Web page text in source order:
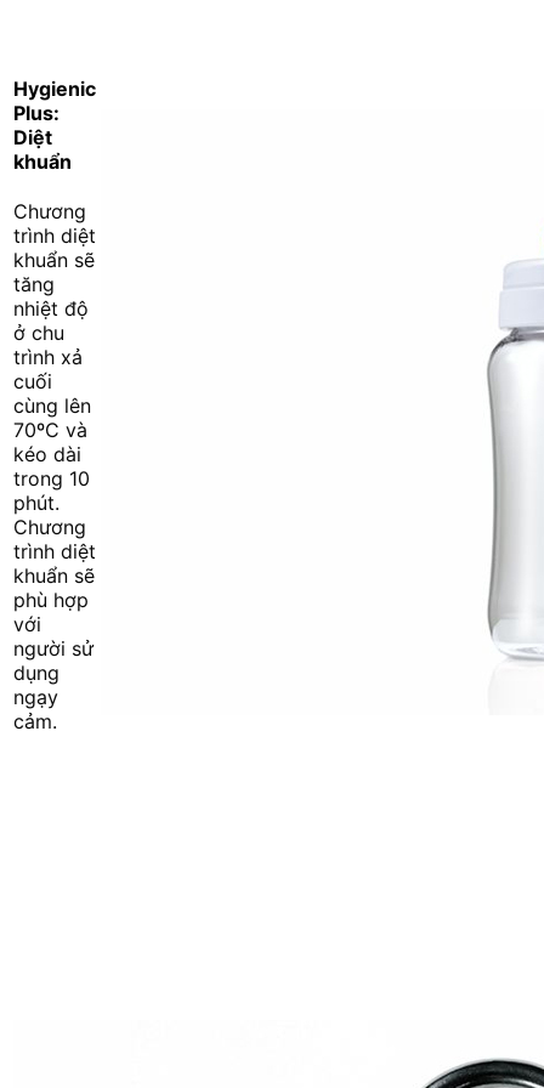
Hygienic
Plus:
Diệt
khuẩn
Chương
trình diệt
khuẩn sẽ
tăng
nhiệt độ
ở chu
trình xả
cuối
cùng lên
70ºC và
kéo dài
trong 10
phút.
Chương
trình diệt
khuẩn sẽ
phù hợp
với
người sử
dụng
ngạy
cảm.